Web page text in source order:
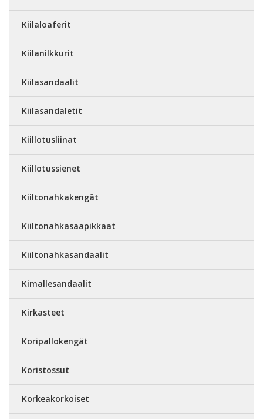
Kiilaloaferit
Kiilanilkkurit
Kiilasandaalit
Kiilasandaletit
Kiillotusliinat
Kiillotussienet
Kiiltonahkakengät
Kiiltonahkasaapikkaat
Kiiltonahkasandaalit
Kimallesandaalit
Kirkasteet
Koripallokengät
Koristossut
Korkeakorkoiset